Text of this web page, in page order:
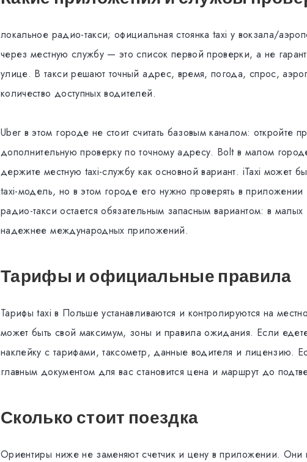
локальное радио-такси; официальная стоянка taxi у вокзала/
через местную службу — это список первой проверки, а не
улице. В такси решают точный адрес, время, погода, спрос,
количество доступных водителей.
Uber в этом городе не стоит считать базовым каналом: откройте
дополнительную проверку по точному адресу. Bolt в малом
держите местную taxi-службу как основной вариант. iTaxi может
taxi-модель, но в этом городе его нужно проверять в
радио-такси остается обязательным запасным вариантом: в
надежнее международных приложений.
Тарифы и официальные правила
Тарифы taxi в Польше устанавливаются и контролируются на
может быть свой максимум, зоны и правила ожидания. Если
наклейку с тарифами, таксометр, данные водителя и лицензию.
главным документом для вас становится цена и маршрут до
Сколько стоит поездка
Ориентиры ниже не заменяют счетчик и цену в приложении. Они